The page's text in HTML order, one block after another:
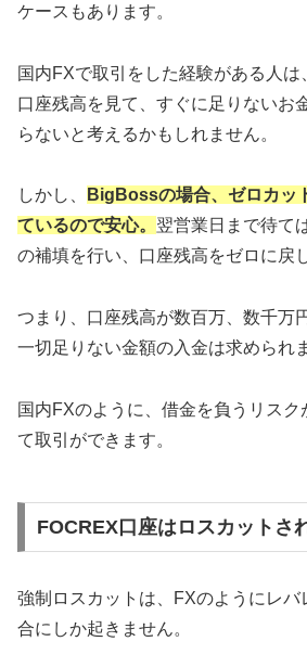
ケースもあります。
国内FXで取引をした経験がある人は
口座残高を見て、すぐに足りないお
らないと考えるかもしれません。
しかし、
BigBossの場合、ゼロカッ
ているので安心。 翌営業日まで待て
の補填を行い、口座残高をゼロに戻
つまり、口座残高が数百万、数千万
一切足りない金額の入金は求められ
国内FXのように、借金を負うリスク
て取引ができます。
FOCREX口座はロスカットさ
強制ロスカットは、FXのようにレバ
合にしか起きません。